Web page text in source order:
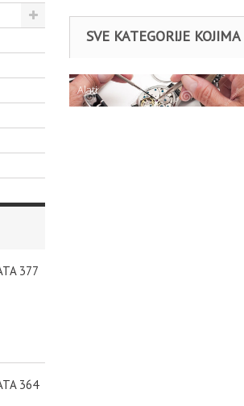
377
364
SVE KATEGORIJE
Alati